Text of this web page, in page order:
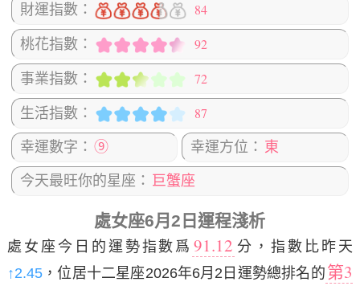
財運指數： 84
桃花指數： 92
事業指數： 72
生活指數： 87
幸運數字： ⑨ 幸運方位： 東
今天最旺你的星座： 巨蟹座
處女座6月2日運程淺析
處女座今日的運勢指數爲 91.12 分，指數比昨天
↑2.45，位居十二星座2026年6月2日運勢總排名的 第3